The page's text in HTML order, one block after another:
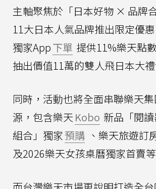
主軸聚焦於「日本好物 × 品牌
11大日本人氣品牌推出限定優
獨家App下單 提供11%樂天點數
抽出價值11萬的雙人飛日本大禮
同時，活動也將全面串聯樂天
源，包含樂天 Kobo 新品「閱
組合」獨家預購 、樂天旅遊訂
及2026樂天女孩桌曆獨家首賣等